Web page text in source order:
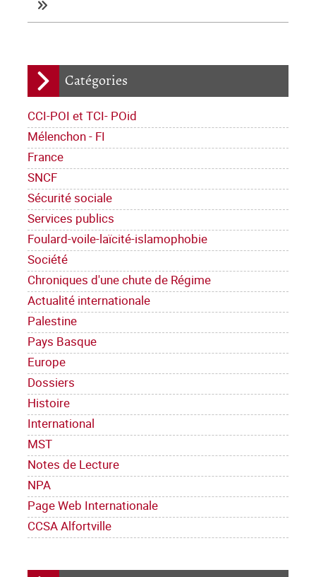
Catégories
CCI-POI et TCI- POid
Mélenchon - FI
France
SNCF
Sécurité sociale
Services publics
Foulard-voile-laïcité-islamophobie
Société
Chroniques d'une chute de Régime
Actualité internationale
Palestine
Pays Basque
Europe
Dossiers
Histoire
International
MST
Notes de Lecture
NPA
Page Web Internationale
CCSA Alfortville